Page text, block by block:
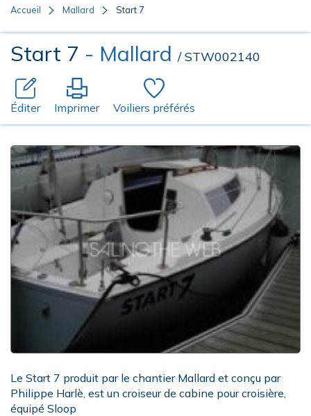
Accueil Mallard Start 7
Start 7 - Mallard / STW002140
Éditer Imprimer Voiliers préférés
Le Start 7 produit par le chantier Mallard et conçu par
Philippe Harlè, est un croiseur de cabine pour croisière,
équipé Sloop